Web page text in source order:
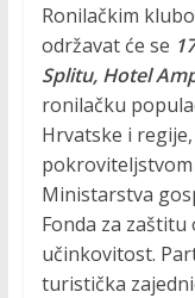
A
Ronilačkim
održavat će se
Splitu, Hotel
ronilačku
Hrvatske i
Ministarstva
Fonda za
učinkovitost.
turistička